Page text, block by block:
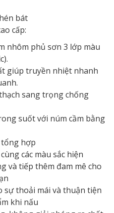
bát
cấp:
nhôm phủ sơn 3 lớp màu
giúp truyền nhiệt nhanh
sang trọng chống
suốt với núm cầm bằng
hợp
các màu sắc hiện
và tiếp thêm đam mê cho
sự thoải mái và thuận tiện
khi nấu